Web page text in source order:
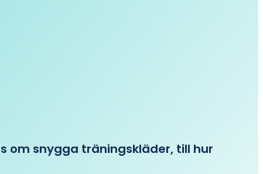
om snygga träningskläder, till hur